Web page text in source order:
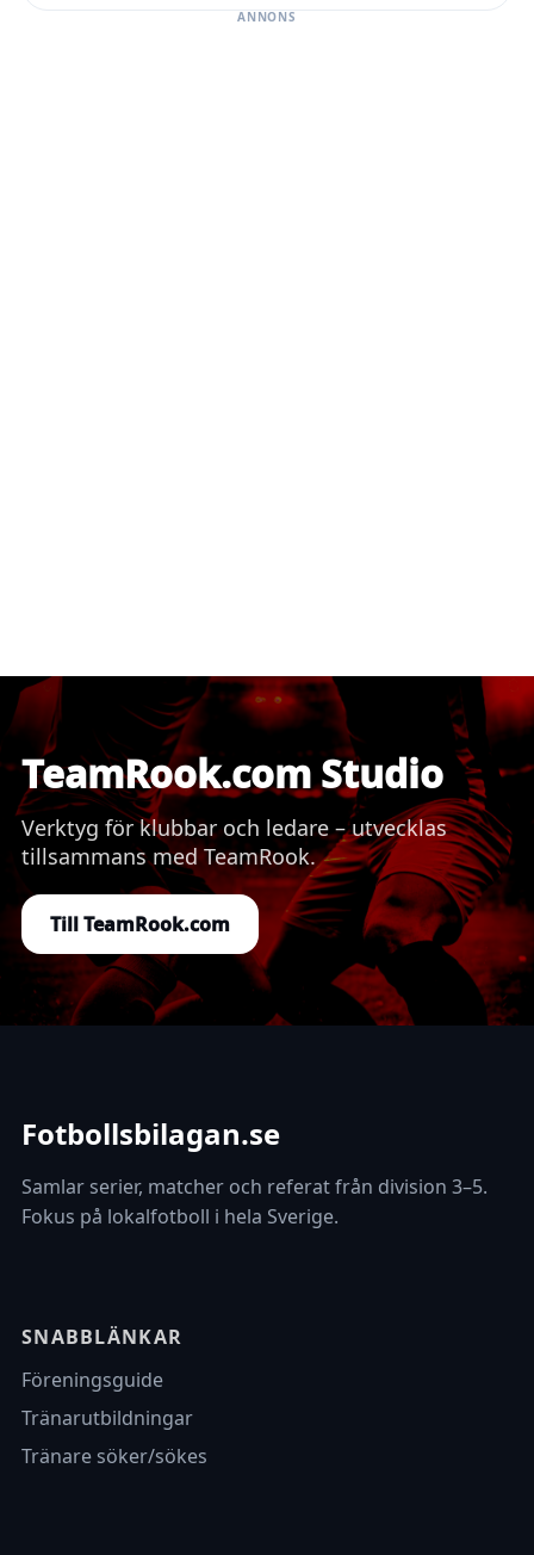
ANNONS
TeamRook.com Studio
Verktyg för klubbar och ledare – utvecklas
tillsammans med TeamRook.
Till TeamRook.com
Fotbollsbilagan.se
Samlar serier, matcher och referat från division 3–5.
Fokus på lokalfotboll i hela Sverige.
SNABBLÄNKAR
Föreningsguide
Tränarutbildningar
Tränare söker/sökes